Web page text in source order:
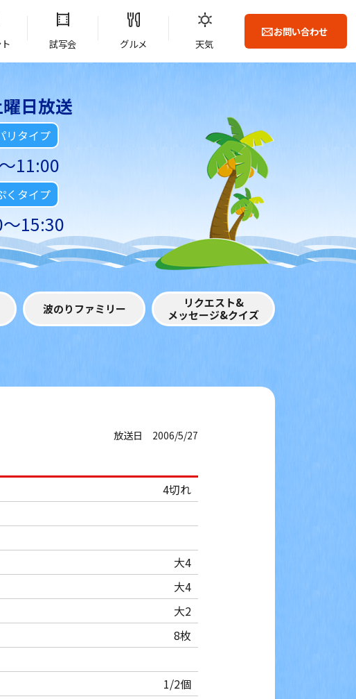
試写会 グルメ 天気
お問い合わせ
日放送
リタイプ
11:00
くタイプ
15:30
波のりファミリー
リクエスト&
メッセージ&クイズ
放送日 2006/5/27
4切れ
大4
大4
大2
8枚
1/2個